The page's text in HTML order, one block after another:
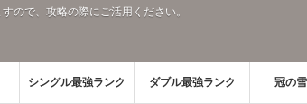
ので、攻略の際にご活用ください。
シングル最強ランク ダブル最強ランク 冠の